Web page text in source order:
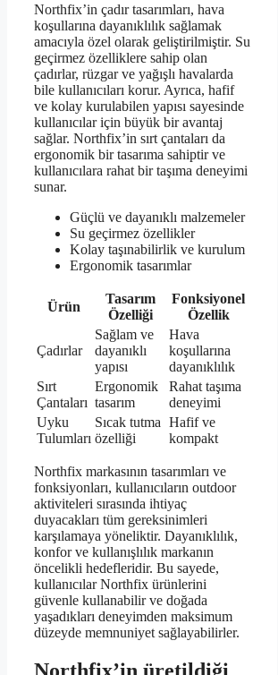
Northfix’in çadır tasarımları, hava
koşullarına dayanıklılık sağlamak
amacıyla özel olarak geliştirilmiştir. Su
geçirmez özelliklere sahip olan
çadırlar, rüzgar ve yağışlı havalarda
bile kullanıcıları korur. Ayrıca, hafif
ve kolay kurulabilen yapısı sayesinde
kullanıcılar için büyük bir avantaj
sağlar. Northfix’in sırt çantaları da
ergonomik bir tasarıma sahiptir ve
kullanıcılara rahat bir taşıma deneyimi
sunar.
Güçlü ve dayanıklı malzemeler
Su geçirmez özellikler
Kolay taşınabilirlik ve kurulum
Ergonomik tasarımlar
Ürün
Tasarım
Özelliği
Fonksiyonel
Özellik
Çadırlar
Sağlam ve
dayanıklı
yapısı
Hava
koşullarına
dayanıklılık
Sırt
Çantaları
Ergonomik
tasarım
Rahat taşıma
deneyimi
Uyku
Tulumları
Sıcak tutma
özelliği
Hafif ve
kompakt
Northfix markasının tasarımları ve
fonksiyonları, kullanıcıların outdoor
aktiviteleri sırasında ihtiyaç
duyacakları tüm gereksinimleri
karşılamaya yöneliktir. Dayanıklılık,
konfor ve kullanışlılık markanın
öncelikli hedefleridir. Bu sayede,
kullanıcılar Northfix ürünlerini
güvenle kullanabilir ve doğada
yaşadıkları deneyimden maksimum
düzeyde memnuniyet sağlayabilirler.